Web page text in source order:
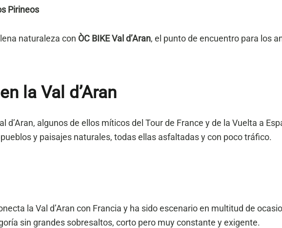
Pirineos
naturaleza con ÒC BIKE Val d’Aran, el punto de encuentro para los
la Val d’Aran
d’Aran, algunos de ellos míticos del Tour de France y de la Vuelta a
y paisajes naturales, todas ellas asfaltadas y con poco tráfico.
la Val d’Aran con Francia y ha sido escenario en multitud de
sin grandes sobresaltos, corto pero muy constante y exigente.